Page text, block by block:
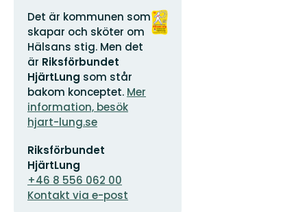
Adress
Det är kommunen som
skapar och sköter om
Hälsans stig. Men det
är Riksförbundet
HjärtLung som står
bakom konceptet. Mer
information, besök
hjart-lung.se
postadress
Riksförbundet
HjärtLung
+46 8 556 062 00
Kontakt via e-post
Organisationens
logotyp